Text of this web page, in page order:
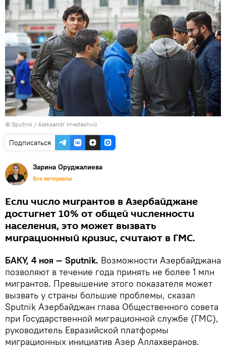
© Sputnik / Aleksandr Imedashvili
Подписаться
Зарина Оруджалиева
Все материалы
Если число мигрантов в Азербайджане
достигнет 10% от общей численности
населения, это может вызвать
миграционный кризис, считают в ГМС.
БАКУ, 4 ноя — Sputnik. Возможности Азербайджана
позволяют в течение года принять не более 1 млн
мигрантов. Превышение этого показателя может
вызвать у страны большие проблемы, сказал
Sputnik Азербайджан глава Общественного совета
при Государственной миграционной службе (ГМС),
руководитель Евразийской платформы
миграционных инициатив Азер Аллахверанов.